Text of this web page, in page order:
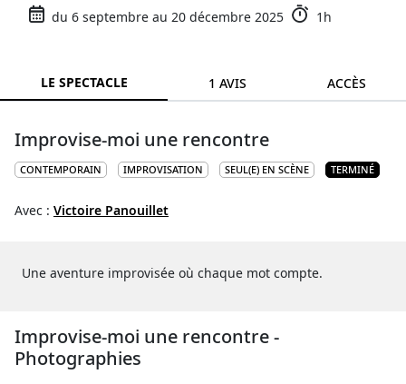
du 6 septembre au 20 décembre 2025 1h
LE SPECTACLE 1 AVIS ACCÈS
Improvise-moi une rencontre
CONTEMPORAIN IMPROVISATION SEUL(E) EN SCÈNE TERMINÉ
Avec : Victoire Panouillet
Une aventure improvisée où chaque mot compte.
Improvise-moi une rencontre -
Photographies